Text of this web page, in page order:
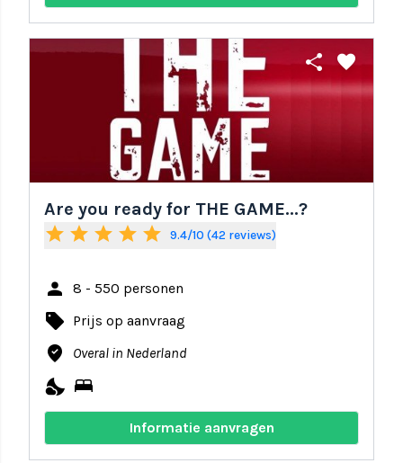
share favorite
Are you ready for THE GAME...?
star star star star star 9.4/10 (42 reviews)
person 8 - 550 personen
local_offer Prijs op aanvraag
where_to_vote Overal in Nederland
nights_stay bed
Informatie aanvragen